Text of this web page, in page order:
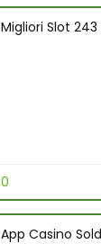
Migliori Slot 243
0
App Casino